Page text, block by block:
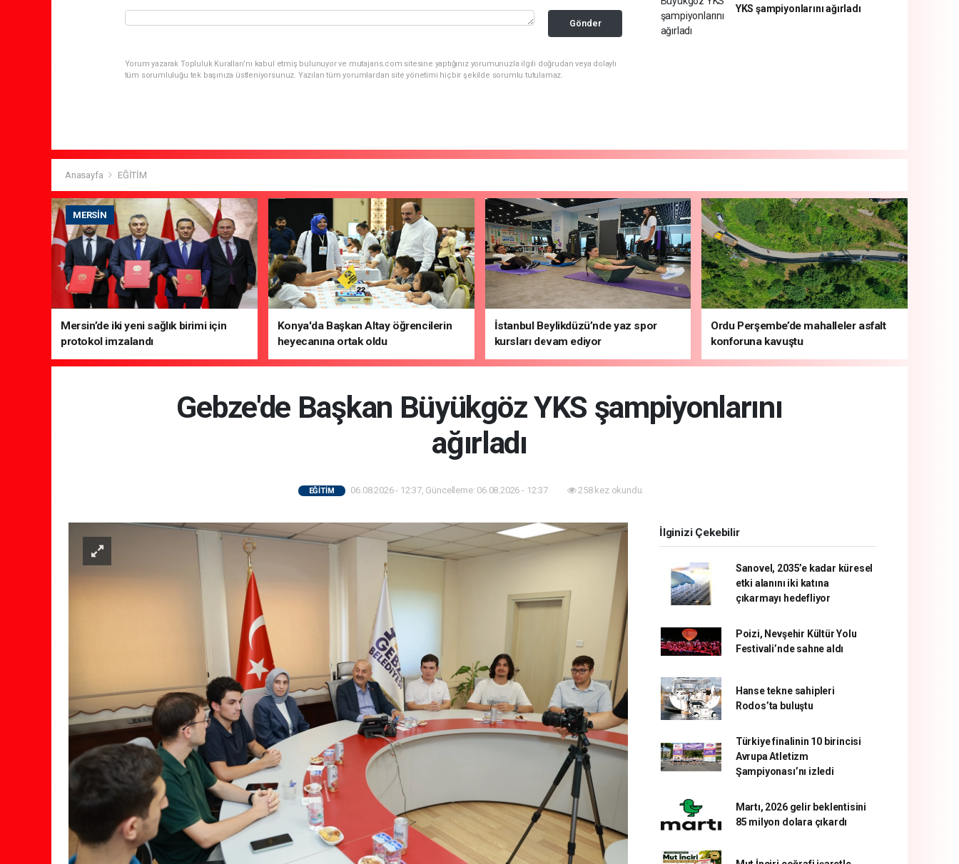
Gönder
Yorum yazarak Topluluk Kuralları’nı kabul etmiş bulunuyor ve mutajans.com sitesine yaptığınız yorumunuzla ilgili doğrudan veya dolaylı
tüm sorumluluğu tek başınıza üstleniyorsunuz. Yazılan tüm yorumlardan site yönetimi hiçbir şekilde sorumlu tutulamaz.
YKS şampiyonlarını ağırladı
Anasayfa EĞİTİM
MERSIN
Mersin’de iki yeni sağlık birimi için
protokol imzalandı
Konya'da Başkan Altay öğrencilerin
heyecanına ortak oldu
İstanbul Beylikdüzü’nde yaz spor
kursları devam ediyor
Ordu Perşembe’de mahalleler asfalt
konforuna kavuştu
Gebze'de Başkan Büyükgöz YKS şampiyonlarını
ağırladı
EĞİTİM 06.08.2026 - 12:37, Güncelleme: 06.08.2026 - 12:37 258 kez okundu.
İlginizi Çekebilir
Sanovel, 2035’e kadar küresel
etki alanını iki katına
çıkarmayı hedefliyor
Poizi, Nevşehir Kültür Yolu
Festivali’nde sahne aldı
Hanse tekne sahipleri
Rodos’ta buluştu
Türkiye finalinin 10 birincisi
Avrupa Atletizm
Şampiyonası’nı izledi
Martı, 2026 gelir beklentisini
85 milyon dolara çıkardı